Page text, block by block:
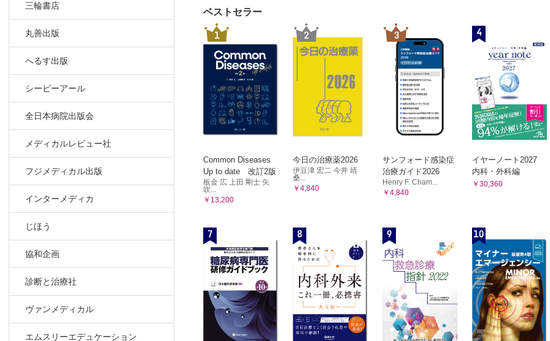
三輪書店
丸善出版
へるす出版
シービーアール
全日本病院出版会
メディカルレビュー社
フジメディカル出版
インターメディカ
じほう
協和企画
診断と治療社
ヴァンメディカル
エムスリーエデュケーション
ベストセラー
1
Common Diseases
Up to date 改訂2版
板金 広 上田 剛士 矢
吹...
￥13,200
2
今日の治療薬2026
伊豆津 宏二 今井 靖
桑...
￥4,840
3
サンフォード感染症
治療ガイド2026
Henry F. Cham...
￥4,840
4
イヤーノート2027
内科・外科編
￥30,360
7 8 9 10